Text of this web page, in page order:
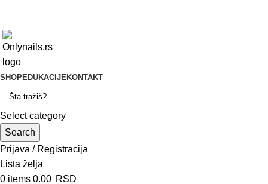
SHOPEDUKACIJEKONTAKT
Select category
Search
Prijava / Registracija
Lista želja
0 items 0.00 RSD